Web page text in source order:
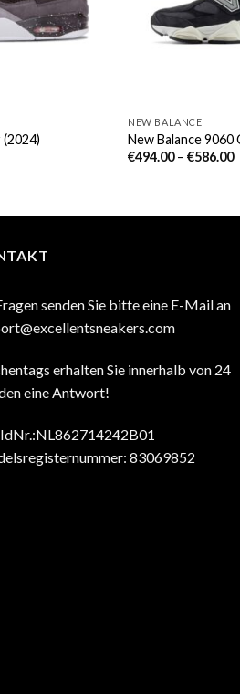
NEW BALANCE
New Balance 9060
€494.00–€586.00
senden Sie bitte eine E-Mail an
erhalten Sie innerhalb von 24
eine Antwort!
83069852